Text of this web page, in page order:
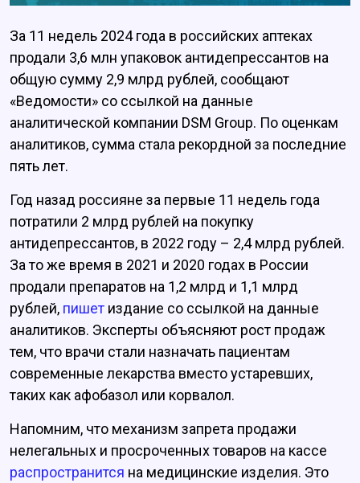
За 11 недель 2024 года в российских аптеках
продали 3,6 млн упаковок антидепрессантов на
общую сумму 2,9 млрд рублей, сообщают
«Ведомости» со ссылкой на данные
аналитической компании DSM Group. По оценкам
аналитиков, сумма стала рекордной за последние
пять лет.
Год назад россияне за первые 11 недель года
потратили 2 млрд рублей на покупку
антидепрессантов, в 2022 году – 2,4 млрд рублей.
За то же время в 2021 и 2020 годах в России
продали препаратов на 1,2 млрд и 1,1 млрд
рублей, пишет издание со ссылкой на данные
аналитиков. Эксперты объясняют рост продаж
тем, что врачи стали назначать пациентам
современные лекарства вместо устаревших,
таких как афобазол или корвалол.
Напомним, что механизм запрета продажи
нелегальных и просроченных товаров на кассе
распространится на медицинские изделия. Это